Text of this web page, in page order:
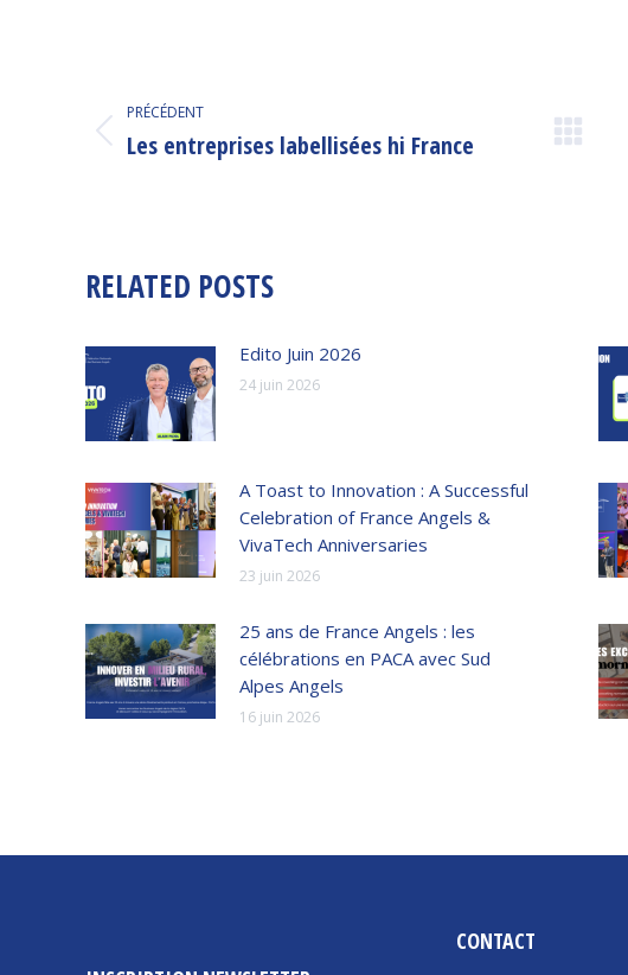
ARTICLE
PRÉCÉDENT
Article
Les entreprises labellisées hi France
RELATED POSTS
Edito Juin 2026
24 juin 2026
A Toast to Innovation : A Successful
Celebration of France Angels &
VivaTech Anniversaries
23 juin 2026
25 ans de France Angels : les
célébrations en PACA avec Sud
Alpes Angels
16 juin 2026
CONTACT